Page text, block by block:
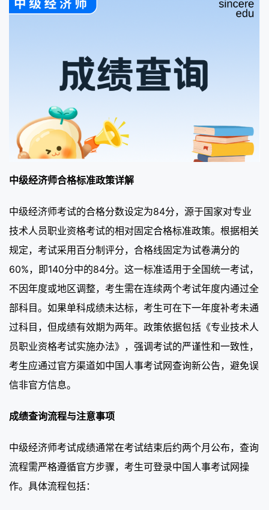
中级经济师合格标准政策详解
中级经济师考试的合格分数设定为84分，源于国家对专业
技术人员职业资格考试的相对固定合格标准政策。根据相关
规定，考试采用百分制评分，合格线固定为试卷满分的
60%，即140分中的84分。这一标准适用于全国统一考试，
不因年度或地区调整，考生需在连续两个考试年度内通过全
部科目。如果单科成绩未达标，考生可在下一年度补考未通
过科目，但成绩有效期为两年。政策依据包括《专业技术人
员职业资格考试实施办法》，强调考试的严谨性和一致性，
考生应通过官方渠道如中国人事考试网查询新公告，避免误
信非官方信息。
成绩查询流程与注意事项
中级经济师考试成绩通常在考试结束后约两个月公布，查询
流程需严格遵循官方步骤，考生可登录中国人事考试网操
作。具体流程包括：